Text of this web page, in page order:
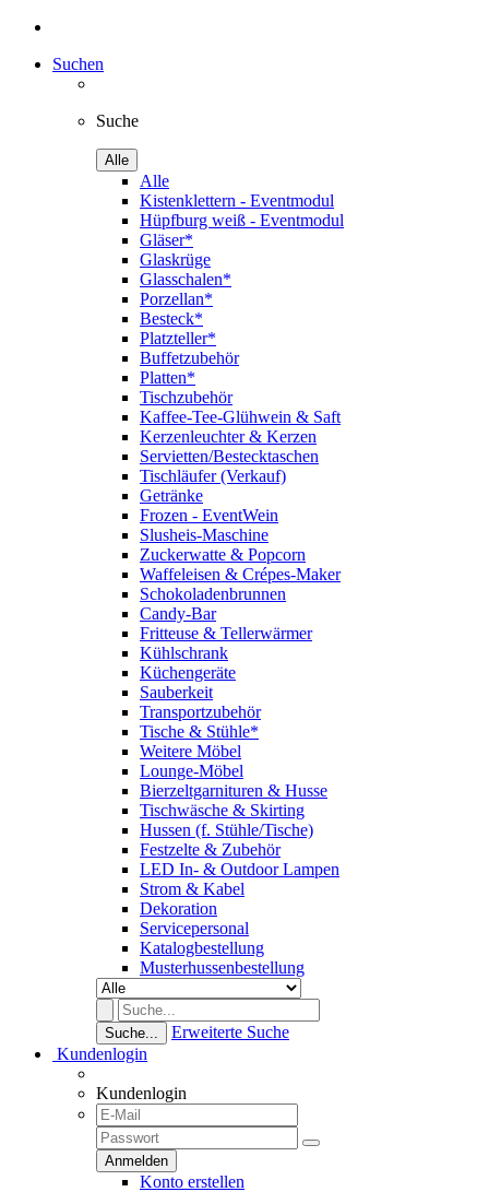
Suchen
Suche
Alle
Alle
Kistenklettern - Eventmodul
Hüpfburg weiß - Eventmodul
Gläser*
Glaskrüge
Glasschalen*
Porzellan*
Besteck*
Platzteller*
Buffetzubehör
Platten*
Tischzubehör
Kaffee-Tee-Glühwein & Saft
Kerzenleuchter & Kerzen
Servietten/Bestecktaschen
Tischläufer (Verkauf)
Getränke
Frozen - EventWein
Slusheis-Maschine
Zuckerwatte & Popcorn
Waffeleisen & Crépes-Maker
Schokoladenbrunnen
Candy-Bar
Fritteuse & Tellerwärmer
Kühlschrank
Küchengeräte
Sauberkeit
Transportzubehör
Tische & Stühle*
Weitere Möbel
Lounge-Möbel
Bierzeltgarnituren & Husse
Tischwäsche & Skirting
Hussen (f. Stühle/Tische)
Festzelte & Zubehör
LED In- & Outdoor Lampen
Strom & Kabel
Dekoration
Servicepersonal
Katalogbestellung
Musterhussenbestellung
Suche...
Erweiterte Suche
Kundenlogin
Kundenlogin
Konto erstellen